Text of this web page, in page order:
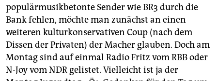
populärmusikbetonte Sender wie BR3 durch die
Bank fehlen, möchte man zunächst an einen
weiteren kulturkonservativen Coup (nach dem
Dissen der Privaten) der Macher glauben. Doch am
Montag sind auf einmal Radio Fritz vom RBB oder
N-Joy vom NDR gelistet. Vielleicht ist ja der